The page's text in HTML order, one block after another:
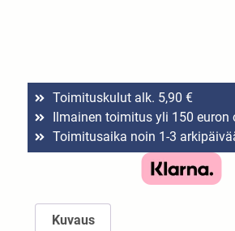
Toimituskulut alk. 5,90 €
Ilmainen toimitus yli 150 euron
Toimitusaika noin 1-3
Kuvaus